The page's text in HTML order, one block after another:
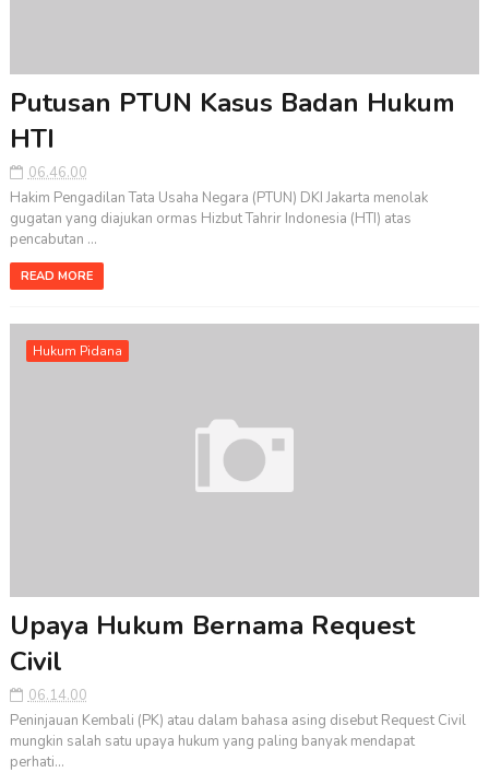
Putusan PTUN Kasus Badan Hukum
HTI
06.46.00
Hakim Pengadilan Tata Usaha Negara (PTUN) DKI Jakarta menolak
gugatan yang diajukan ormas Hizbut Tahrir Indonesia (HTI) atas
pencabutan ...
READ MORE
Hukum Pidana
Upaya Hukum Bernama Request
Civil
06.14.00
Peninjauan Kembali (PK) atau dalam bahasa asing disebut Request Civil
mungkin salah satu upaya hukum yang paling banyak mendapat
perhati...